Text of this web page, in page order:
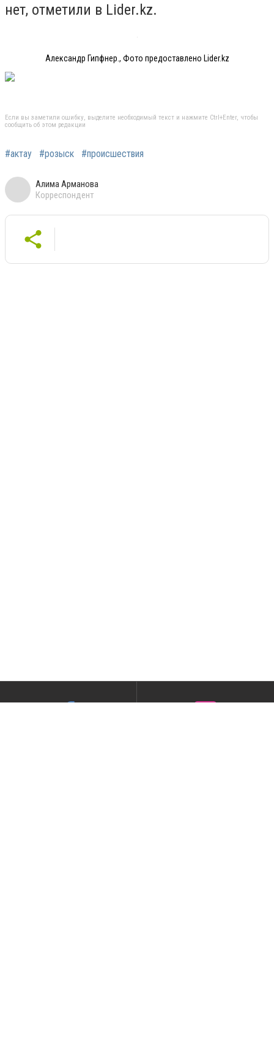
нет, отметили в Lider.kz.
Александр Гипфнер., Фото предоставлено Lider.kz
Если вы заметили ошибку, выделите необходимый текст и нажмите Ctrl+Enter, чтобы
сообщить об этом редакции
#актау #розыск #происшествия
Алима Арманова
Корреспондент